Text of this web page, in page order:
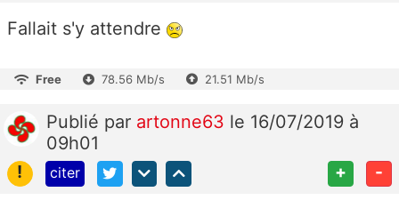
Fallait s'y attendre
Free 78.56 Mb/s 21.51 Mb/s
Publié par artonne63 le 16/07/2019 à
09h01
!
citer + -